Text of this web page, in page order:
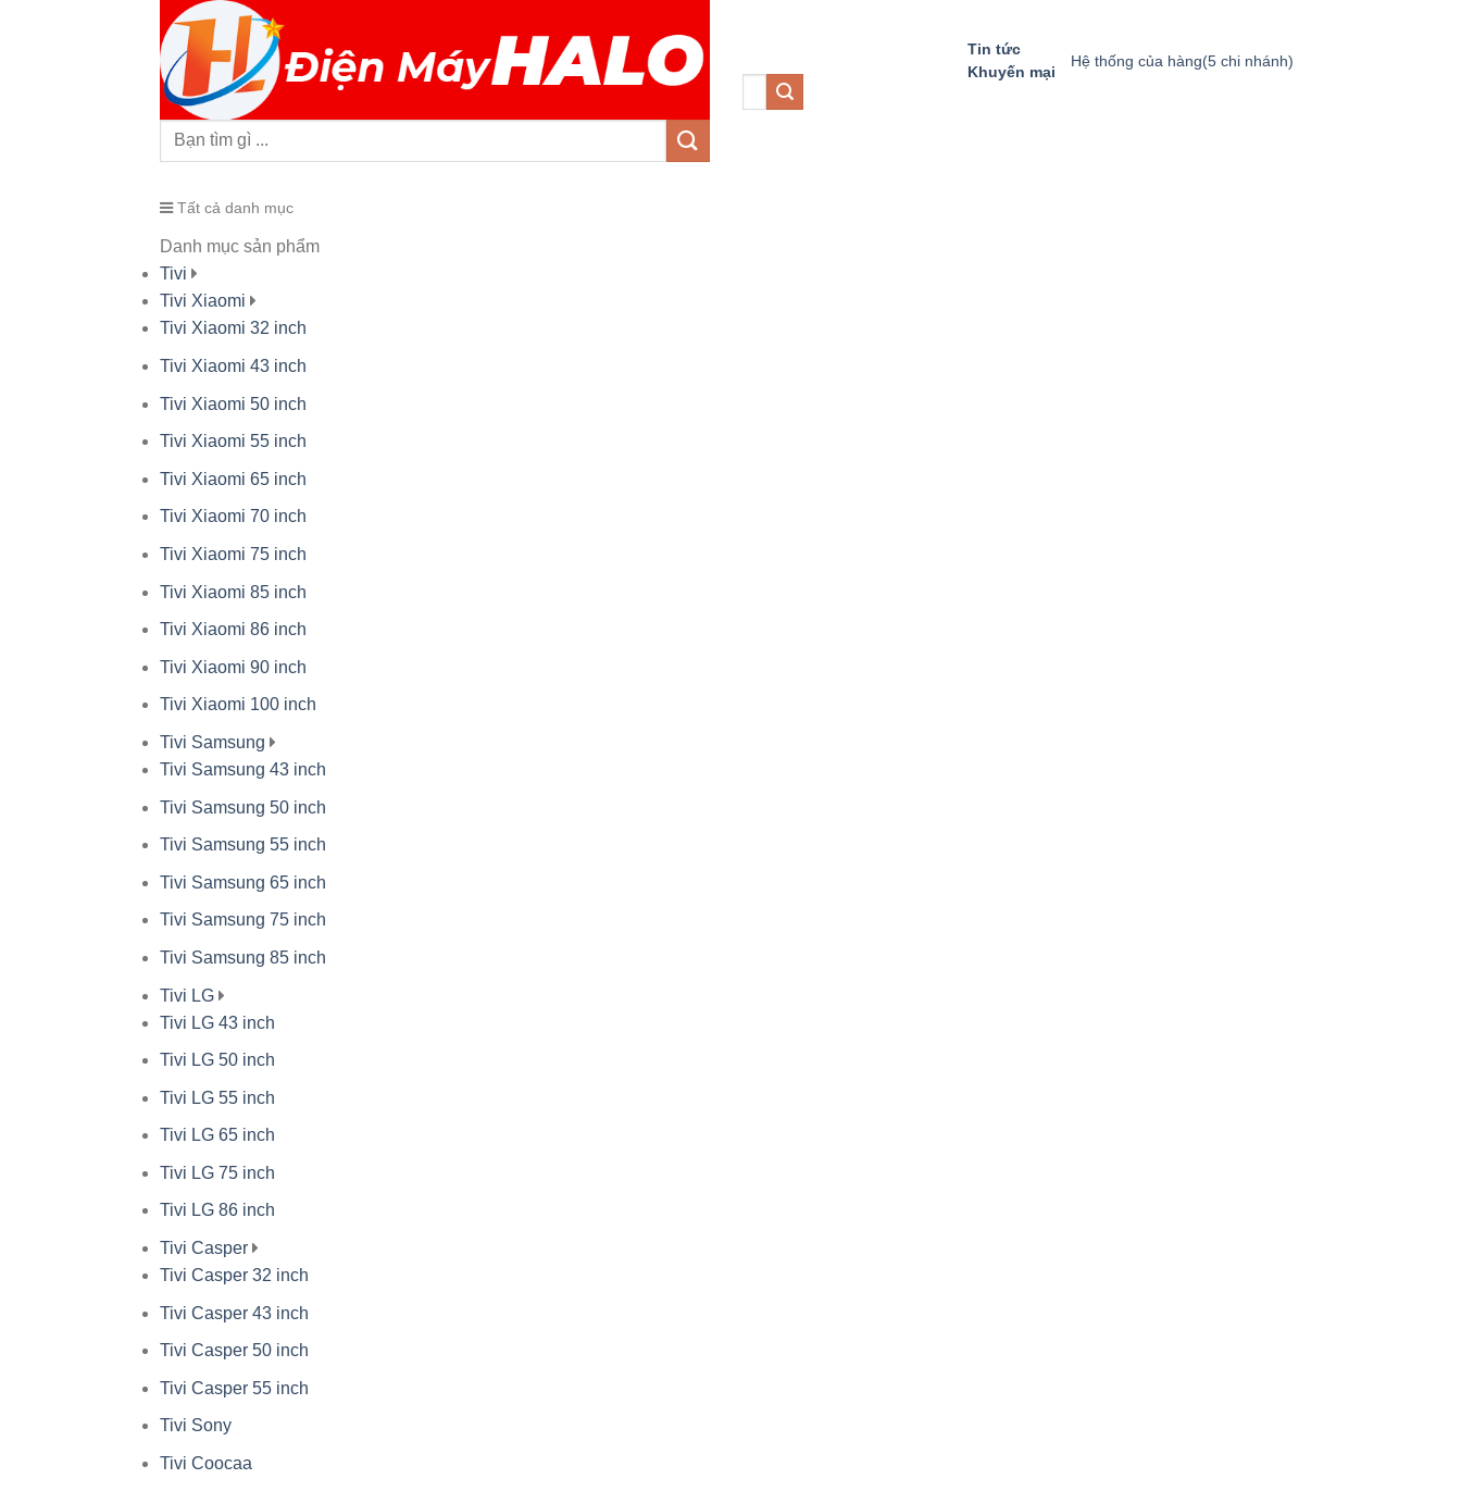
Tin tức
Khuyến mại
Hệ thống của hàng(5 chi nhánh)
Tất cả danh mục
Danh mục sản phẩm
Tivi
Tivi Xiaomi
Tivi Xiaomi 32 inch
Tivi Xiaomi 43 inch
Tivi Xiaomi 50 inch
Tivi Xiaomi 55 inch
Tivi Xiaomi 65 inch
Tivi Xiaomi 70 inch
Tivi Xiaomi 75 inch
Tivi Xiaomi 85 inch
Tivi Xiaomi 86 inch
Tivi Xiaomi 90 inch
Tivi Xiaomi 100 inch
Tivi Samsung
Tivi Samsung 43 inch
Tivi Samsung 50 inch
Tivi Samsung 55 inch
Tivi Samsung 65 inch
Tivi Samsung 75 inch
Tivi Samsung 85 inch
Tivi LG
Tivi LG 43 inch
Tivi LG 50 inch
Tivi LG 55 inch
Tivi LG 65 inch
Tivi LG 75 inch
Tivi LG 86 inch
Tivi Casper
Tivi Casper 32 inch
Tivi Casper 43 inch
Tivi Casper 50 inch
Tivi Casper 55 inch
Tivi Sony
Tivi Coocaa